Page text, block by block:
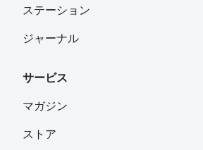
ステーション
ジャーナル
サービス
マガジン
ストア